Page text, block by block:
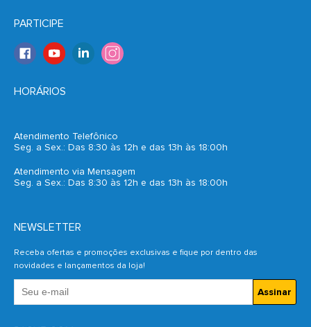
PARTICIPE
HORÁRIOS
Atendimento Telefônico
Seg. a Sex.: Das 8:30 às 12h e das 13h às 18:00h
Atendimento via Mensagem
Seg. a Sex.: Das 8:30 às 12h e das 13h às 18:00h
NEWSLETTER
Receba ofertas e promoções exclusivas e fique por dentro das
novidades e lançamentos da loja!
Assinar